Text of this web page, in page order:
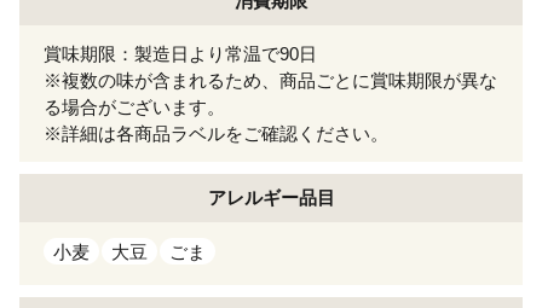
賞味期限：製造日より常温で90日
※複数の味が含まれるため、商品ごとに賞味期限が異な
る場合がございます。
※詳細は各商品ラベルをご確認ください。
アレルギー品目
小麦 大豆 ごま